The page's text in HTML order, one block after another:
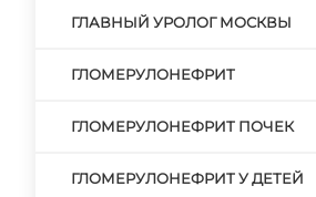
ГЛАВНЫЙ УРОЛОГ МОСКВЫ
ГЛОМЕРУЛОНЕФРИТ
ГЛОМЕРУЛОНЕФРИТ ПОЧЕК
ГЛОМЕРУЛОНЕФРИТ У ДЕТЕЙ